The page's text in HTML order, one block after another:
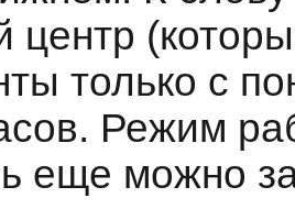
центр
только с
Режим
еще можно